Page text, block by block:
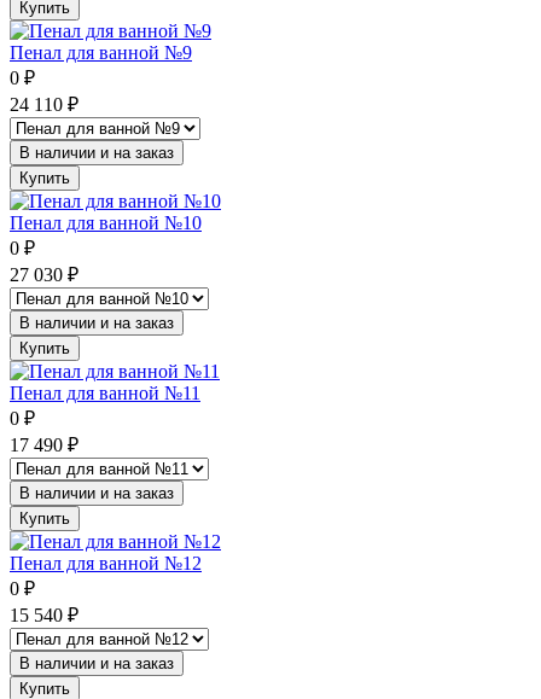
Купить
Пенал для ванной №9
0 ₽
24 110 ₽
В наличии и на заказ
Купить
Пенал для ванной №10
0 ₽
27 030 ₽
В наличии и на заказ
Купить
Пенал для ванной №11
0 ₽
17 490 ₽
В наличии и на заказ
Купить
Пенал для ванной №12
0 ₽
15 540 ₽
В наличии и на заказ
Купить